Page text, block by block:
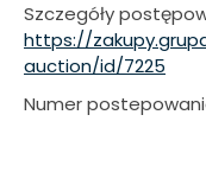
Szczegóły
https://
auction/id/7225
Numer